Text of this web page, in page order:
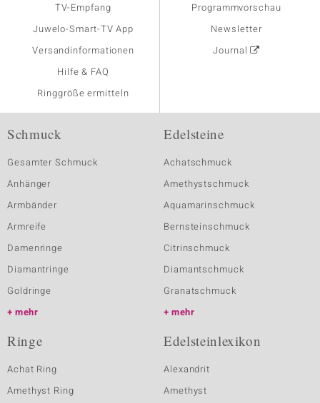
TV-Empfang
Juwelo-Smart-TV App
Versandinformationen
Hilfe & FAQ
Ringgröße ermitteln
Programmvorschau
Newsletter
Journal
Schmuck
Gesamter Schmuck
Anhänger
Armbänder
Armreife
Damenringe
Diamantringe
Goldringe
mehr
Edelsteine
Achatschmuck
Amethystschmuck
Aquamarinschmuck
Bernsteinschmuck
Citrinschmuck
Diamantschmuck
Granatschmuck
mehr
Ringe
Achat Ring
Amethyst Ring
Edelsteinlexikon
Alexandrit
Amethyst